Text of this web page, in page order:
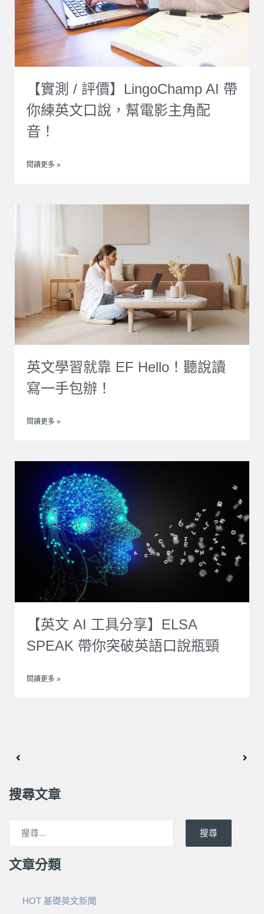
【實測 / 評價】LingoChamp AI 帶
你練英文口說，幫電影主角配
音！
閱讀更多 »
英文學習就靠 EF Hello！聽說讀
寫一手包辦！
閱讀更多 »
【英文 AI 工具分享】ELSA
SPEAK 帶你突破英語口說瓶頸
閱讀更多 »
搜尋文章
搜尋
文章分類
HOT 基礎英文新聞